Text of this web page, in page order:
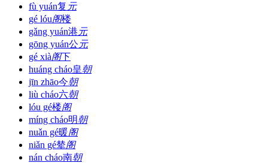
fù yuán复 元
gé lóu阁楼
gǎng yuán港 元
gōng yuán公元
gé xià阁下
huáng cháo皇朝
jīn zhāo今朝
liù cháo六朝
lóu gé楼阁
míng cháo明朝
nuǎn gé暖阁
niǎn gé辇阁
nán cháo南朝